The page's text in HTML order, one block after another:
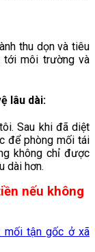
thu dọn và tiêu
tới môi trường và
lâu dài:
Sau khi đã diệt
để phòng mối tái
không chỉ được
dài hơn.
nếu không
mối tận gốc ở xã